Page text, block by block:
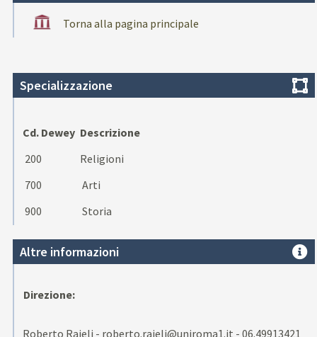
Specializzazione
Cd. Dewey Descrizione
200
Religioni
700
Arti
900
Storia
Altre informazioni
Direzione:
Roberto Raieli - roberto.raieli@uniroma1.it - 06.49913421
Torna alla pagina principale